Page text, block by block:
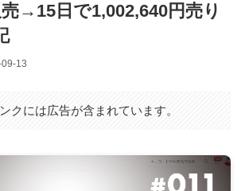
→15日で1,002,640円売り
13
クには広告が含まれています。